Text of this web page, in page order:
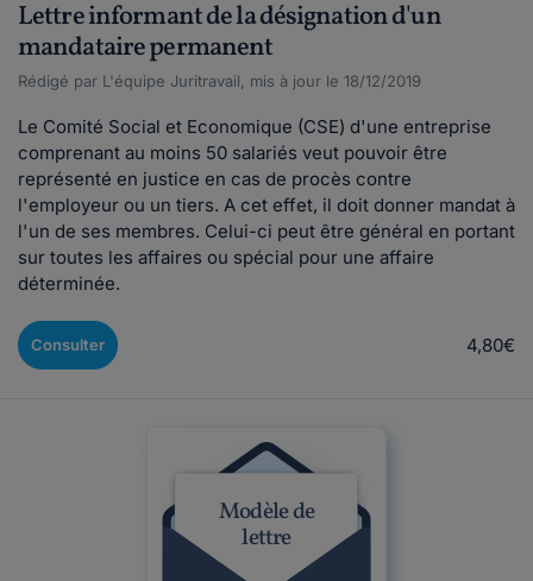
Lettre informant de la désignation d'un
mandataire permanent
Rédigé par L'équipe Juritravail, mis à jour le 18/12/2019
Le Comité Social et Economique (CSE) d'une entreprise
comprenant au moins 50 salariés veut pouvoir être
représenté en justice en cas de procès contre
l'employeur ou un tiers. A cet effet, il doit donner mandat à
l'un de ses membres. Celui-ci peut être général en portant
sur toutes les affaires ou spécial pour une affaire
déterminée.
Consulter 4,80€
Modèle de
lettre